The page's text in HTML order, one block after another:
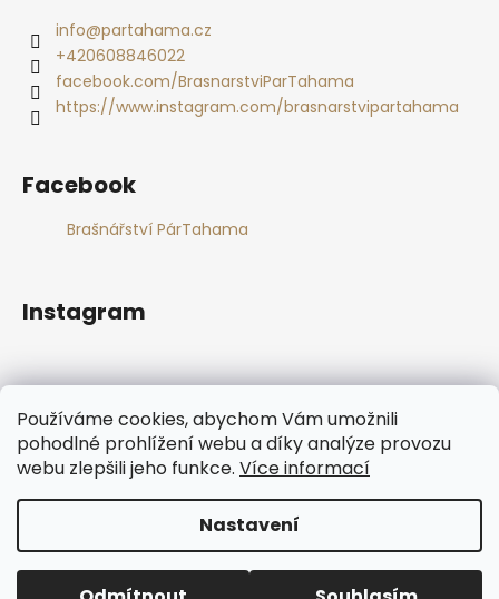
Používáme cookies, abychom Vám umožnili
pohodlné prohlížení webu a díky analýze provozu
webu zlepšili jeho funkce. Více informací
Nastavení
info@partahama.cz
+420608846022
facebook.com/BrasnarstviParTahama
https://www.instagram.com/brasnarstvipartahama
Facebook
Brašnářství PárTahama
Instagram
Copyright 2026Brašnářství PárTahama. Všechna práva